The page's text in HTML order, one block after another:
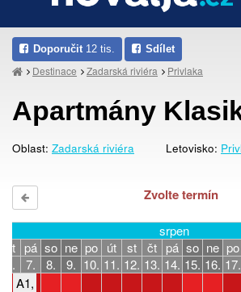
Doporučit 12 tis. Sdílet
Destinace Zadarská riviéra Privlaka
Apartmány
Oblast: Zadarská riviéra Letovisko:
Zvolte termín
srpen
čt pá so ne po út st čt pá so ne po
6.
7. 8. 9. 10. 11. 12. 13. 14. 15. 16. 17.
A1, 2-4 osoby, 1 ložnice